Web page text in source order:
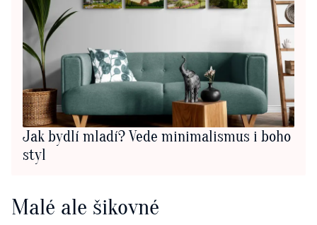
Jak bydlí mladí? Vede minimalismus i boho
styl
Malé ale šikovné